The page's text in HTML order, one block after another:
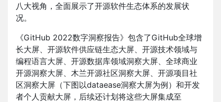
八大视角，全面展示了开源软件生态体系的发展状
况。
《GitHub 2022数字洞察报告》包含了GitHub全球增
长大屏、开源软件供应链生态大屏、开源技术领域与
编程语言大屏、开源数据库领域洞察大屏、全球商业
开源洞察大屏、木兰开源社区洞察大屏、开源项目社
区洞察大屏（下图以dataease洞察大屏为例）和开发
者个人贡献大屏，后续还计划将这些大屏集成至